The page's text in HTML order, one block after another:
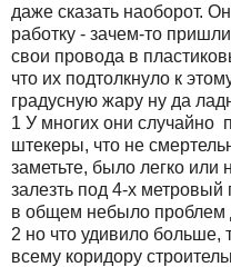
даже сказать наоборот.
работку - зачем-то
свои провода в
что их подтолкнуло к
градусную жару ну да
1 У многих они случайно
штекеры, что не
заметьте, было легко или
залезть под 4-х метровый
в общем небыло проблем
2 но что удивило больше,
всему коридору